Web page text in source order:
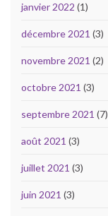
janvier 2022 (1)
décembre 2021 (3)
novembre 2021 (2)
octobre 2021 (3)
septembre 2021 (7)
août 2021 (3)
juillet 2021 (3)
juin 2021 (3)